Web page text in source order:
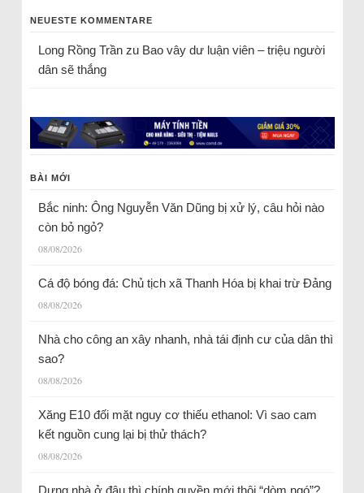
NEUESTE KOMMENTARE
Long Rồng Trầnzu Bao vây dư luận viên – triệu người
dân sẽ thắng
BÀI MỚI
Bắc ninh: Ông Nguyễn Văn Dũng bị xử lý, câu hỏi nào
còn bỏ ngỏ?
08/08/2026
Cá độ bóng đá: Chủ tịch xã Thanh Hóa bị khai trừ Đảng
08/08/2026
Nhà cho công an xây nhanh, nhà tái định cư của dân thì
sao?
08/08/2026
Xăng E10 đối mặt nguy cơ thiếu ethanol: Vì sao cam
kết nguồn cung lại bị thử thách?
08/08/2026
Dựng nhà ở đâu thì chính quyền mới thôi “dòm ngó”?